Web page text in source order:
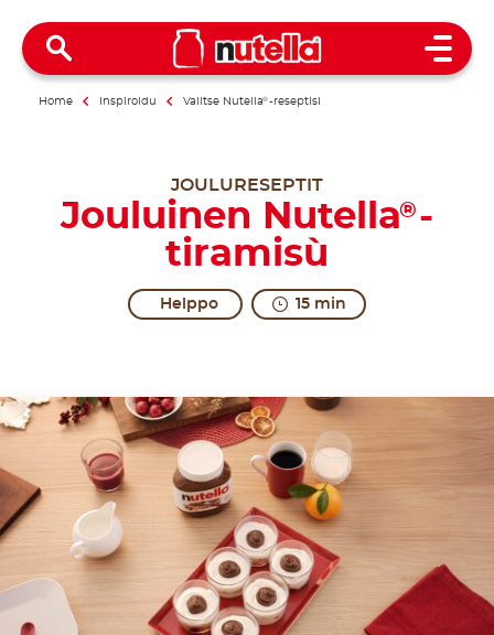
Open
Home Inspiroidu Valitse Nutella®-reseptisi
JOULURESEPTIT
Jouluinen Nutella® -
tiramisù
Helppo 15 min